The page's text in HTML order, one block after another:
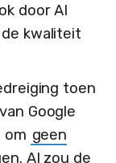
door AI
kwaliteit
toen
Google
om geen
AI zou de